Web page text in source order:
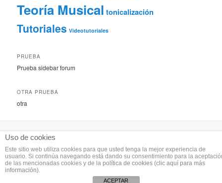
Teoría Musical tonicalización
Tutoriales Videotutoriales
PRUEBA
Prueba sidebar forum
OTRA PRUEBA
otra
Licencia Creative Commons Atribución-CompartirIgual 3.0 Unported. Créditos:
www.creandopartituras.com
Uso de cookies
Este sitio web utiliza cookies para que usted tenga la mejor experiencia de
usuario. Si continúa navegando está dando su consentimiento para la
de las mencionadas cookies y de la política de cookies (clic aquí para más
información).
ACEPTAR